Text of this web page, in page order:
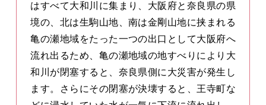
はすべて大和川に集まり、大阪府と奈良県の県
境の、北は生駒山地、南は金剛山地に挟まれる
亀の瀬地域をたった一つの出口として大阪府へ
流れ出るため、亀の瀬地域の地すべりにより大
和川が閉塞すると、奈良県側に大災害が発生し
ます。さらにその閉塞が決壊すると、王寺町な